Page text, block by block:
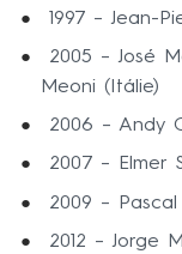
1997 –⁠ Jean-
2005 –⁠ José
Meoni (Itálie)
2006 –⁠ Andy
2007 –⁠ Elmer
2009 –⁠ Pascal
2012 –⁠ Jorge